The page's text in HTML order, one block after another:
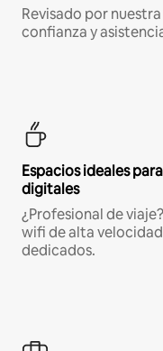
Revisado por
confianza y
Espacios ideales
digitales
¿Profesional de
wifi de alta
dedicados.